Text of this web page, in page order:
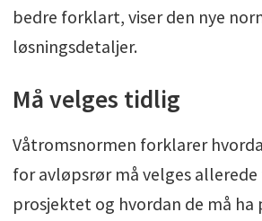
bedre forklart, viser den nye
løsningsdetaljer.
Må velges tidlig
Våtromsnormen forklarer
for avløpsrør må velges
prosjektet og hvordan de må